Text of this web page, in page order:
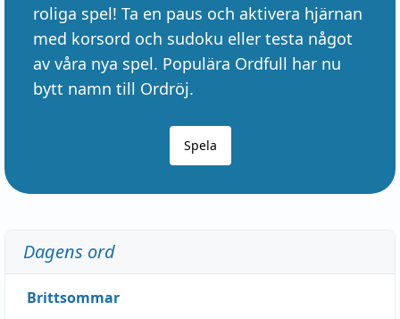
roliga spel! Ta en paus och aktivera hjärnan
med korsord och sudoku eller testa något
av våra nya spel. Populära Ordfull har nu
bytt namn till Ordröj.
Spela
Dagens ord
Brittsommar